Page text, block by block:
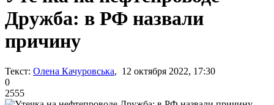
Дружба: в РФ назвали
причину
Текст: Олена Качуровська, 12 октября 2022, 17:30
0
2555